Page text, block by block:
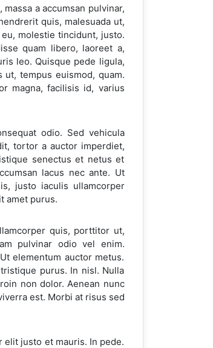
a accumsan pulvinar,
quis, malesuada ut,
molestie tincidunt, justo.
quam libero, laoreet a,
leo. Quisque pede ligula,
tempus euismod, quam.
magna, facilisis id, varius
odio. Sed vehicula
tortor a auctor imperdiet,
senectus et netus et
lacus nec ante. Ut
justo iaculis ullamcorper
amet purus.
quis, porttitor ut,
pulvinar odio vel enim.
elementum auctor metus.
purus. In nisl. Nulla
non dolor. Aenean nunc
est. Morbi at risus sed
justo et mauris. In pede.